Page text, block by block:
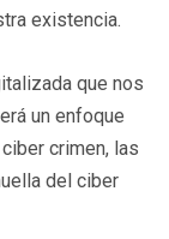
existencia.
que nos
un enfoque
crimen, las
del ciber